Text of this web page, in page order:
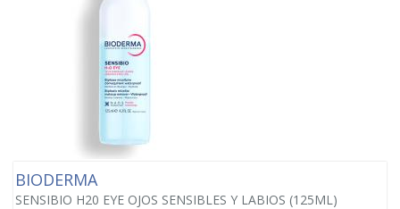
BIODERMA
SENSIBIO H20 EYE OJOS SENSIBLES Y LABIOS (125ML)